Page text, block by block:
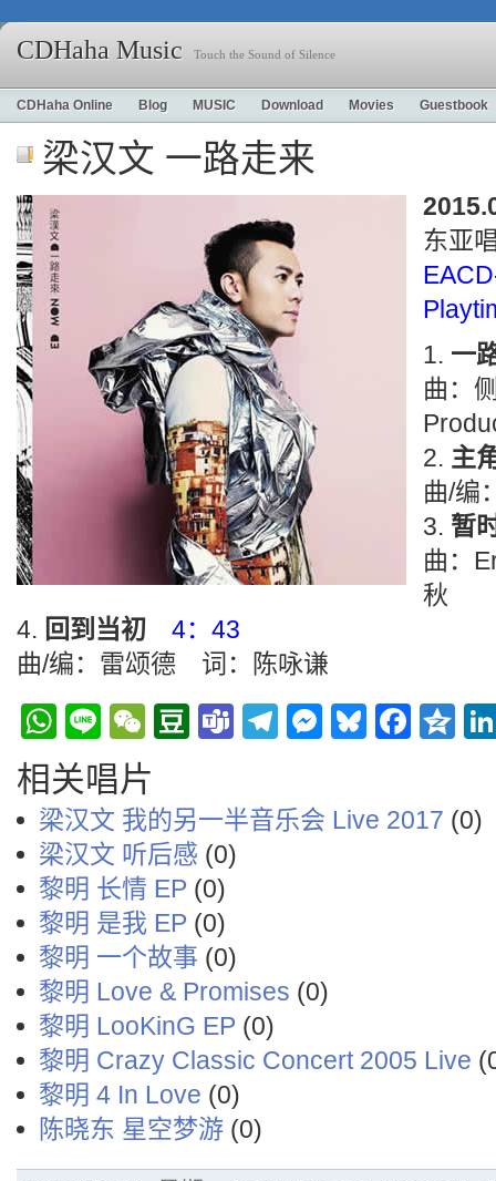
CDHaha Music Touch the Sound of Silence
CDHaha Online Blog MUSIC Download Movies Guestbook
梁汉文 一路走来
东亚
一
曲：
主
曲/编
暂
曲：
秋
回到当初
4：43
曲/编：雷颂德 词：陈咏谦
WhatsApp
LineWeChat
Douban
TeamsTelegramBluesky
相关唱片
梁汉文 我的另一半音乐会 Live 2017 (0)
梁汉文 听后感 (0)
黎明 长情 EP (0)
黎明 是我 EP (0)
黎明 一个故事 (0)
黎明 Love & Promises (0)
黎明 LooKinG EP (0)
黎明 Crazy Classic Concert 2005 Live
黎明 4 In Love (0)
陈晓东 星空梦游 (0)